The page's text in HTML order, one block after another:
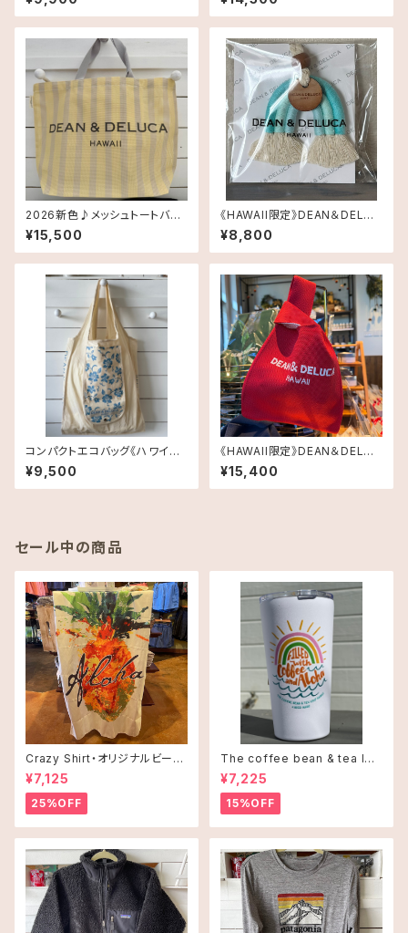
DeLuca ディーンアンドデルー
カ Shopping Bag
定》DEAN＆DELUCA ディーン
＆デルーカ ハワイ 送料無料
2026新色♪メッシュトートバッ
グ Largeサイズ《HAWAII限
定》DEAN＆DELUCA ディーン
＆デルーカ ハワイ 送料無料
¥15,500
《HAWAII限定》DEAN＆DELUC
A マクラメチャーム送料無料
¥8,800
コンパクトエコバッグ《ハワイ限
定》Dean & DeLuca ディーン
アンドデルーカ Shopping B
ag ハイビスカスブルー
¥9,500
《HAWAII限定》DEAN＆DELUC
A ニットバッグ RED 送料無料
¥15,400
セール中の商品
Crazy Shirt・オリジナルビーチ
タオル
¥7,125
25%OFF
The coffee bean & tea lea
f タンブラー 16oz(473ml)・C
offee and Alohaオレンジ
¥7,225
15%OFF